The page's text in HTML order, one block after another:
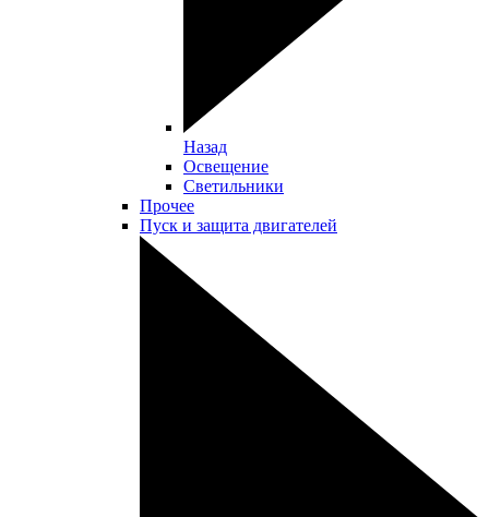
Назад
Освещение
Светильники
Прочее
Пуск и защита двигателей